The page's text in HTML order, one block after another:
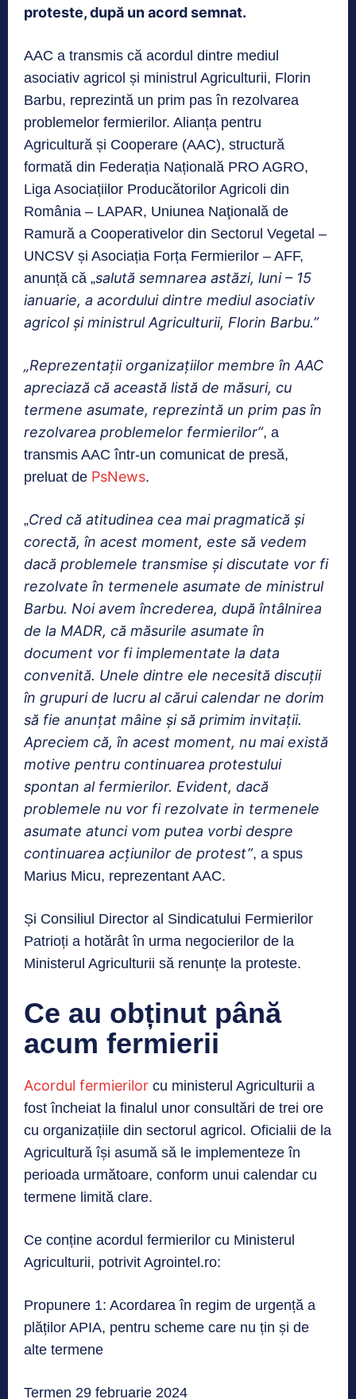
proteste, după un acord semnat.
AAC a transmis că acordul dintre mediul
asociativ agricol și ministrul Agriculturii, Florin
Barbu, reprezintă un prim pas în rezolvarea
problemelor fermierilor. Alianța pentru
Agricultură și Cooperare (AAC), structură
formată din Federația Națională PRO AGRO,
Liga Asociațiilor Producătorilor Agricoli din
România – LAPAR, Uniunea Naţională de
Ramură a Cooperativelor din Sectorul Vegetal –
UNCSV și Asociația Forța Fermierilor – AFF,
anunță că „salută semnarea astăzi, luni – 15
ianuarie, a acordului dintre mediul asociativ
agricol și ministrul Agriculturii, Florin Barbu.”
„Reprezentații organizațiilor membre în AAC
apreciază că această listă de măsuri, cu
termene asumate, reprezintă un prim pas în
rezolvarea problemelor fermierilor”, a
transmis AAC într-un comunicat de presă,
preluat de PsNews.
„Cred că atitudinea cea mai pragmatică și
corectă, în acest moment, este să vedem
dacă problemele transmise și discutate vor fi
rezolvate în termenele asumate de ministrul
Barbu. Noi avem încrederea, după întâlnirea
de la MADR, că măsurile asumate în
document vor fi implementate la data
convenită. Unele dintre ele necesită discuții
în grupuri de lucru al cărui calendar ne dorim
să fie anunțat mâine și să primim invitații.
Apreciem că, în acest moment, nu mai există
motive pentru continuarea protestului
spontan al fermierilor. Evident, dacă
problemele nu vor fi rezolvate in termenele
asumate atunci vom putea vorbi despre
continuarea acțiunilor de protest”, a spus
Marius Micu, reprezentant AAC.
Și Consiliul Director al Sindicatului Fermierilor
Patrioți a hotărât în urma negocierilor de la
Ministerul Agriculturii să renunțe la proteste.
Ce au obținut până
acum fermierii
Acordul fermierilor cu ministerul Agriculturii a
fost încheiat la finalul unor consultări de trei ore
cu organizațiile din sectorul agricol. Oficialii de la
Agricultură își asumă să le implementeze în
perioada următoare, conform unui calendar cu
termene limită clare.
Ce conține acordul fermierilor cu Ministerul
Agriculturii, potrivit Agrointel.ro:
Propunere 1: Acordarea în regim de urgență a
plăților APIA, pentru scheme care nu țin și de
alte termene
Termen 29 februarie 2024